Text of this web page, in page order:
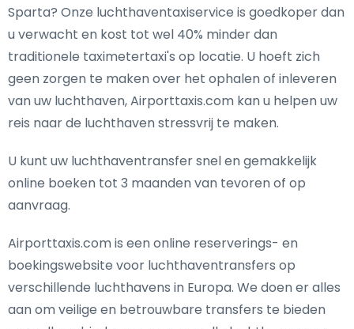
Sparta? Onze luchthaventaxiservice is goedkoper dan
u verwacht en kost tot wel 40% minder dan
traditionele taximetertaxi's op locatie. U hoeft zich
geen zorgen te maken over het ophalen of inleveren
van uw luchthaven, Airporttaxis.com kan u helpen uw
reis naar de luchthaven stressvrij te maken.
U kunt uw luchthaventransfer snel en gemakkelijk
online boeken tot 3 maanden van tevoren of op
aanvraag.
Airporttaxis.com is een online reserverings- en
boekingswebsite voor luchthaventransfers op
verschillende luchthavens in Europa. We doen er alles
aan om veilige en betrouwbare transfers te bieden